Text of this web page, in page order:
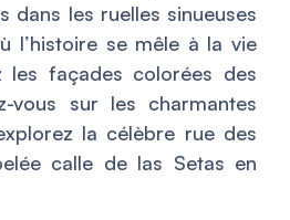
dans les ruelles sinueuses
l’histoire se mêle à la vie
les façades colorées des
vous sur les charmantes
la célèbre rue des
calle de las Setas en